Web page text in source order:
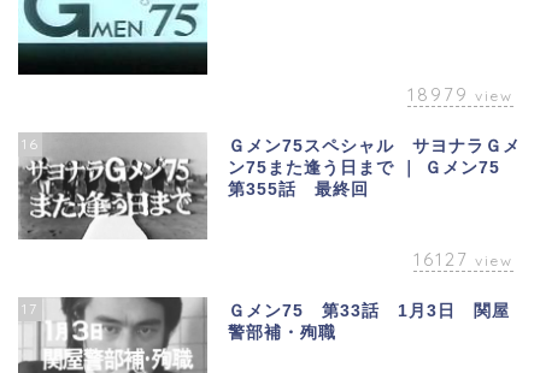
18979 view
16
Ｇメン75スペシャル サヨナラＧメ
ン75また逢う日まで ｜ Ｇメン75
第355話 最終回
16127 view
17
Ｇメン75 第33話 1月3日 関屋
警部補・殉職